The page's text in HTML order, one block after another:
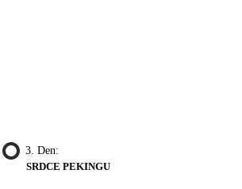
3. Den:
SRDCE PEKINGU